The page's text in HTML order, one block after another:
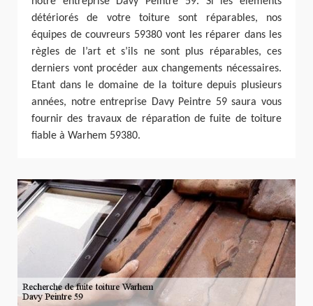
détériorés de votre toiture sont réparables, nos
équipes de couvreurs 59380 vont les réparer dans les
règles de l’art et s’ils ne sont plus réparables, ces
derniers vont procéder aux changements nécessaires.
Etant dans le domaine de la toiture depuis plusieurs
années, notre entreprise Davy Peintre 59 saura vous
fournir des travaux de réparation de fuite de toiture
fiable à Warhem 59380.